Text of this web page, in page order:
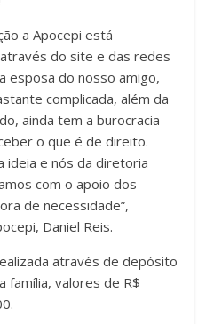
a Apocepi está
do site e das redes
esposa do nosso amigo,
complicada, além da
ainda tem a burocracia
o que é de direito.
ideia e nós da diretoria
com o apoio dos
de necessidade”,
Daniel Reis.
através de depósito
família, valores de R$